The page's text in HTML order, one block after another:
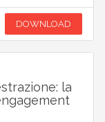
DOWNLOAD
la